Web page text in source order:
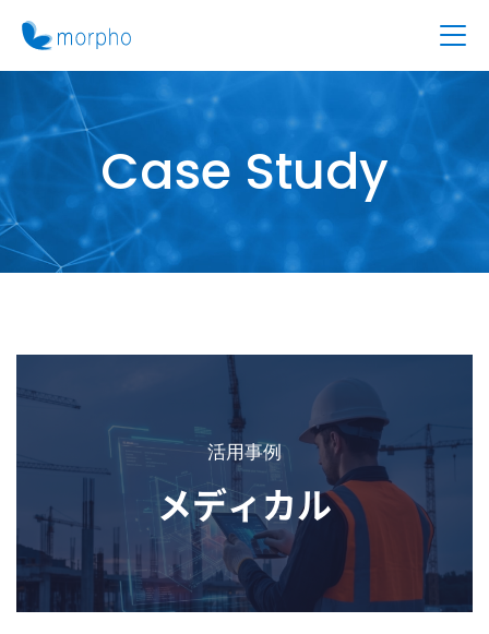
Case Study
活用事例
メディカル